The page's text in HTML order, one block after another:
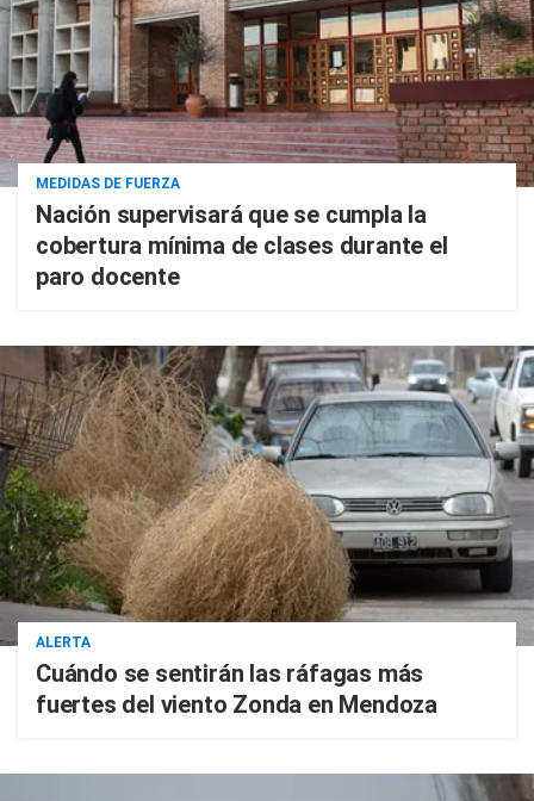
MEDIDAS DE FUERZA
Nación supervisará que se cumpla la
cobertura mínima de clases durante el
paro docente
ALERTA
Cuándo se sentirán las ráfagas más
fuertes del viento Zonda en Mendoza